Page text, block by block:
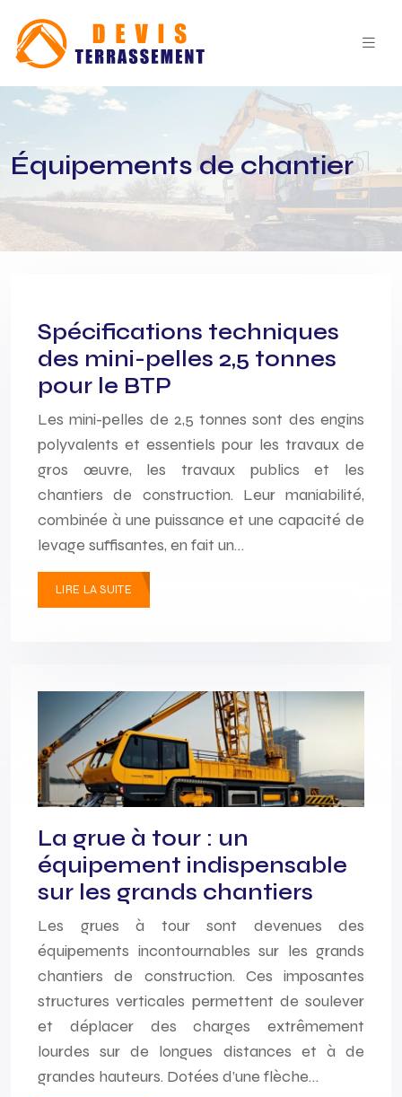
Équipements de chantier
Spécifications techniques
des mini-pelles 2,5 tonnes
pour le BTP
Les mini-pelles de 2,5 tonnes sont des engins
polyvalents et essentiels pour les travaux de
gros œuvre, les travaux publics et les
chantiers de construction. Leur maniabilité,
combinée à une puissance et une capacité de
levage suffisantes, en fait un…
LIRE LA SUITE
La grue à tour : un
équipement indispensable
sur les grands chantiers
Les grues à tour sont devenues des
équipements incontournables sur les grands
chantiers de construction. Ces imposantes
structures verticales permettent de soulever
et déplacer des charges extrêmement
lourdes sur de longues distances et à de
grandes hauteurs. Dotées d’une flèche…